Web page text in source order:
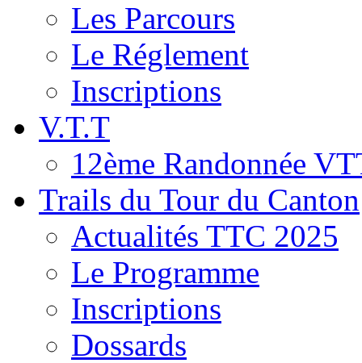
Les Parcours
Le Réglement
Inscriptions
V.T.T
12ème Randonnée
Trails du Tour du Canton
Actualités TTC 2025
Le Programme
Inscriptions
Dossards